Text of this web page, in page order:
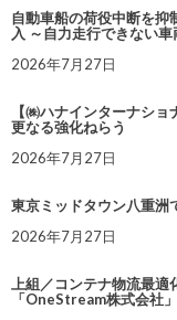
自動車船の荷役中断を抑
入 ～自力走行できない
2026年7月27日
【㈱ハナインターナシ
更なる強化ねらう
2026年7月27日
東京ミッドタウン八重洲
2026年7月27日
上組／コンテナ物流最適
「OneStream株式会社